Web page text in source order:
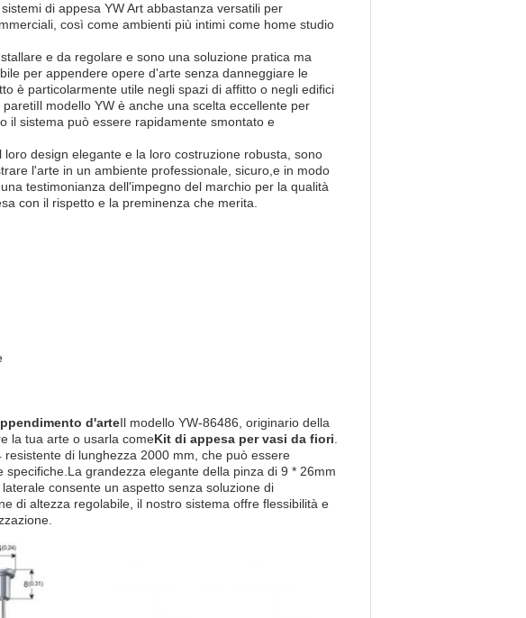
di appesa YW Art abbastanza versatili per
così come ambienti più intimi come home studio
e da regolare e sono una soluzione pratica ma
per appendere opere d'arte senza danneggiare le
è particolarmente utile negli spazi di affitto o negli edifici
modello YW è anche una scelta eccellente per
il sistema può essere rapidamente smontato e
design elegante e la loro costruzione robusta, sono
l'arte in un ambiente professionale, sicuro,e in modo
testimonianza dell'impegno del marchio per la qualità
con il rispetto e la preminenza che merita.
d'arteIl modello YW-86486, originario della
la tua arte o usarla comeKit di appesa per vasi da fiori
di lunghezza 2000 mm, che può essere
grandezza elegante della pinza di 9 * 26mm
consente un aspetto senza soluzione di
di altezza regolabile, il nostro sistema offre flessibilità e